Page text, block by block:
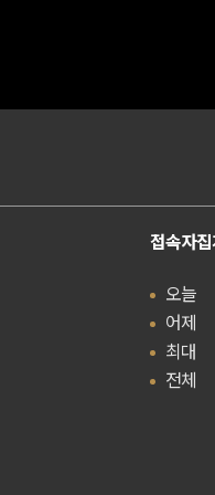
접속자
오늘
어제
최대
전체